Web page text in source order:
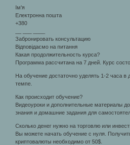
Ім'я
Електронна пошта
+380
Забронировать консультацию
Відповідаємо на питання
Какая продолжительность курса?
Программа рассчитана на 7 дней. Курс
На обучение достаточно уделять 1-2 часа
темпе.
Как происходит обучение?
Видеоуроки и дополнительные материалы
знания и домашние задания для
Сколько денег нужно на торговлю или
Вы можете начать обучение с нуля.
криптовалюты необходимо от 50$.